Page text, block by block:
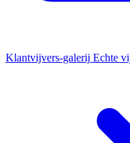
Klantvijvers-galerij Echte